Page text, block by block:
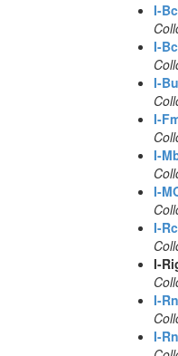
I-Bc
I-
I-Bu
I-
I-
I-
I-Rc
I-
I-Rn
I-Rn